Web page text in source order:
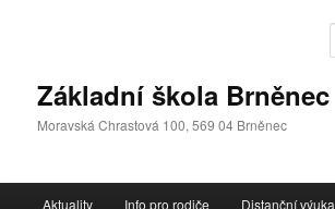
Základní škola Brněnec
Moravská Chrastová 100, 569 04 Brněnec
Aktuality Info pro rodiče Distanční výuka